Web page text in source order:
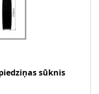
sūknis